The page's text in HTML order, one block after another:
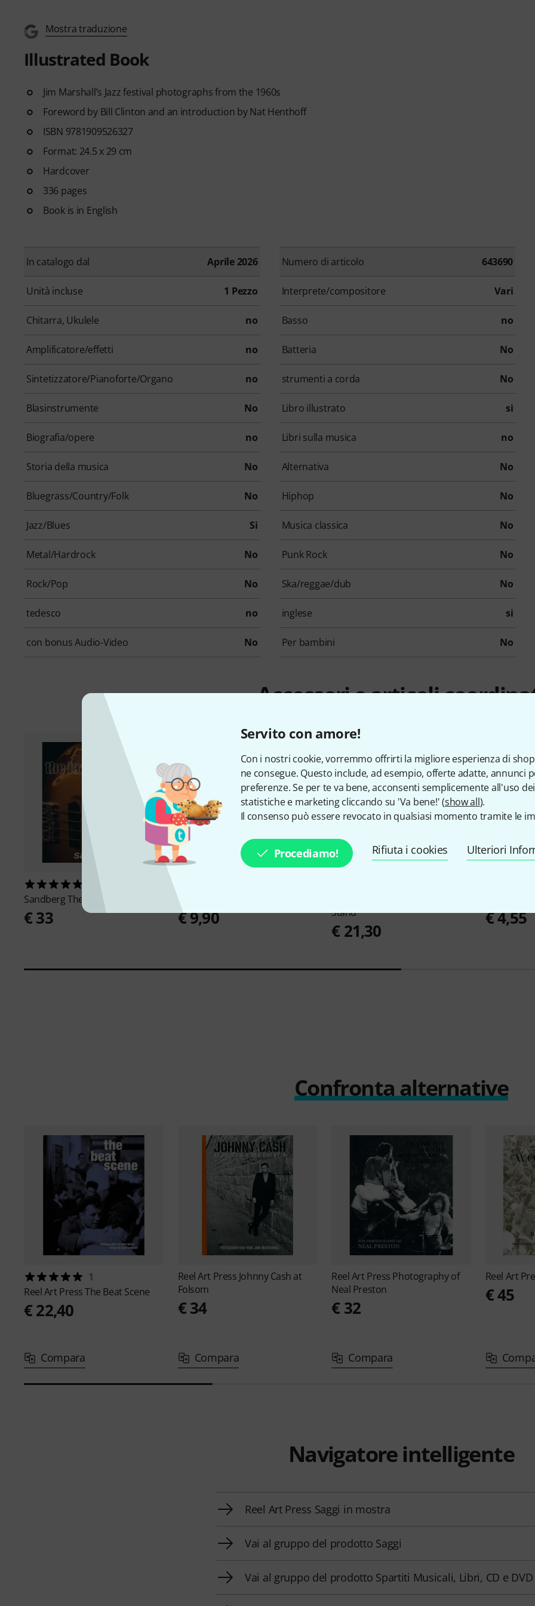
Servito con amore!
Con i nostri cookie, vorremmo offrirti la migliore esperienza di
ne consegue. Questo include, ad esempio, offerte adatte, annunci
preferenze. Se per te va bene, acconsenti semplicemente all'uso
statistiche e marketing cliccando su 'Va bene!' (show all).
Il consenso può essere revocato in qualsiasi momento tramite le
Procediamo! Rifiuta i cookies Ulteriori
Mostra traduzione
Illustrated Book
Jim Marshall’s Jazz festival photographs from the 1960s
Foreword by Bill Clinton and an introduction by Nat Henthoff
ISBN 9781909526327
Format: 24.5 x 29 cm
Hardcover
336 pages
Book is in English
In catalogo dal Aprile 2026 Numero di articolo 643690
Unità incluse 1 Pezzo Interprete/compositore Vari
Chitarra, Ukulele no Basso no
Amplificatore/effetti no Batteria No
Sintetizzatore/Pianoforte/Organo no strumenti a corda No
Blasinstrumente No Libro illustrato si
Biografia/opere no Libri sulla musica no
Storia della musica No Alternativa No
Bluegrass/Country/Folk No Hiphop No
Jazz/Blues Si Musica classica No
Metal/Hardrock No Punk Rock No
Rock/Pop No Ska/reggae/dub No
tedesco no inglese si
con bonus Audio-Video No Per bambini No
Accessori e articoli
SandbergThe Face of Bass
€ 33
Millenium
€ 9,90
Stand
€ 21,30
€ 4,55
Confronta alternative
1
Reel Art PressThe Beat Scene
€ 22,40
Compara
Reel Art Press Johnny Cash at
Folsom
€ 34
Compara
Reel Art Press Photography of
Neal Preston
€ 32
Compara
Reel Art
€ 45
Navigatore intelligente
Reel Art Press Saggi in mostra
Vai al gruppo del prodotto Saggi
Vai al gruppo del prodotto Spartiti Musicali, Libri, CD e DVD